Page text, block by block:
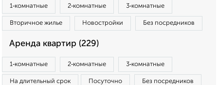
1‑комнатные 2‑комнатные 3‑комнатные
Вторичное жилье Новостройки Без посредников
Аренда квартир (229)
1‑комнатные 2‑комнатные 3‑комнатные
На длительный срок Посуточно Без посредников